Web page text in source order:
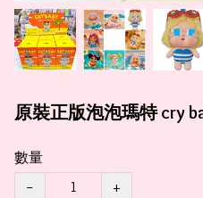
原裝正版泡泡瑪特 cry
數量
−
+